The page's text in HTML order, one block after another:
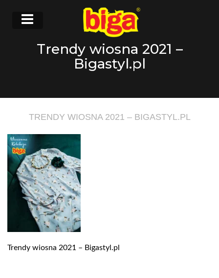
Trendy wiosna 2021 –
Bigastyl.pl
TRENDY WIOSNA 2021 – BIGASTYL.PL
Trendy wiosna 2021 – Bigastyl.pl